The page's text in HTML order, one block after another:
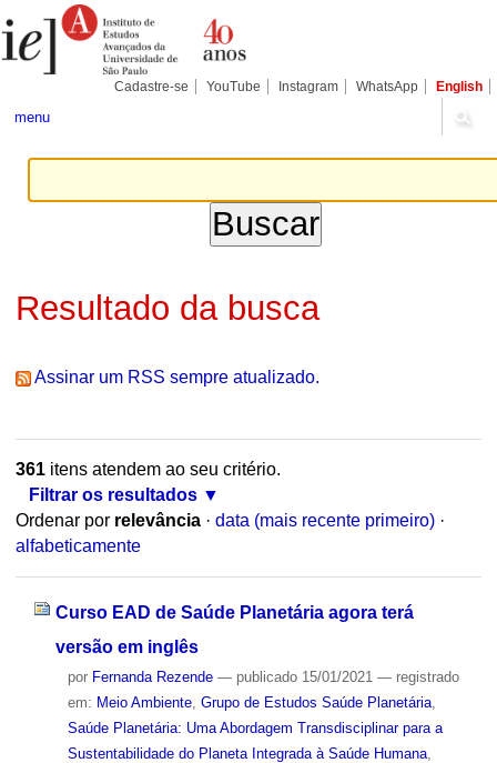
para
conteúdo.
Pessoais
Cadastre-se YouTube Instagram WhatsApp English
menu
Resultado da busca
Assinar um RSS sempre atualizado.
361itens atendem ao seu critério.
Filtrar os resultados
Ordenar por relevância · data (mais recente primeiro) ·
alfabeticamente
Curso EAD de Saúde Planetária agora terá
versão em inglês
por Fernanda Rezende — publicado15/01/2021 — registrado
em: Meio Ambiente, Grupo de Estudos Saúde Planetária,
Saúde Planetária: Uma Abordagem Transdisciplinar para a
Sustentabilidade do Planeta Integrada à Saúde Humana,